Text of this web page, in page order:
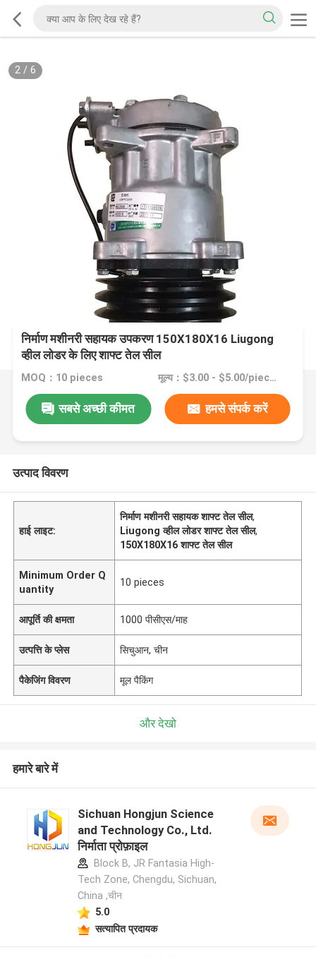
2/ 6
निर्माण मशीनरी सहायक उपकरण 150X180X16 Liugong
व्हील लोडर के लिए शाफ्ट तेल सील
MOQ：10 pieces मूल्य：$3.00 - $5.00/pieces
सबसे अच्छी कीमत हमसे संपर्क करें
उत्पाद विवरण
हाई लाइट:
निर्माण मशीनरी सहायक शाफ्ट तेल सील,
Liugong व्हील लोडर शाफ्ट तेल सील,
150X180X16 शाफ्ट तेल सील
Minimum Order Q
uantity
10 pieces
आपूर्ति की क्षमता 1000 पीसीएस/माह
उत्पत्ति के प्लेस सिचुआन, चीन
पैकेजिंग विवरण मूल पैकिंग
और देखो
हमारे बारे में
Sichuan Hongjun Science
and Technology Co., Ltd.
निर्माता प्रोफ़ाइल
Block B, JR Fantasia High-
Tech Zone, Chengdu, Sichuan,
China ,चीन
5.0
सत्यापित प्रदायक